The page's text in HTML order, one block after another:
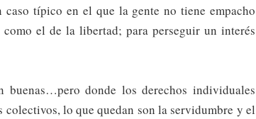
típico en el que la gente no tiene empacho
el de la libertad; para perseguir un interés
buenas…pero donde los derechos individuales
colectivos, lo que quedan son la servidumbre y el